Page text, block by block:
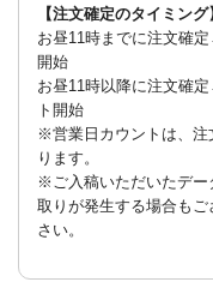
【注文確定のタイミング
お昼11時までに注文確
開始
お昼11時以降に注文確
ト開始
※営業日カウントは、注
ります。
※ご入稿いただいたデー
取りが発生する場合も
さい。